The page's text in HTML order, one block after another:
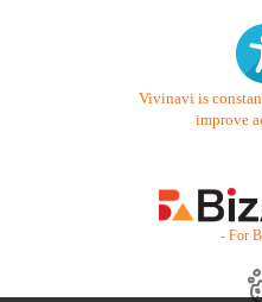
Vivinavi is
improve
- For